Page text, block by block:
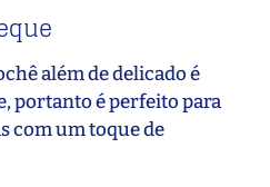
além de delicado é
portanto é perfeito para
com um toque de